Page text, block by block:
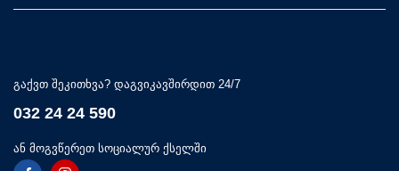
გაქვთ შეკითხვა? დაგვიკავშირდით 24/7
032 24 24 590
ან მოგვწერეთ სოციალურ ქსელში